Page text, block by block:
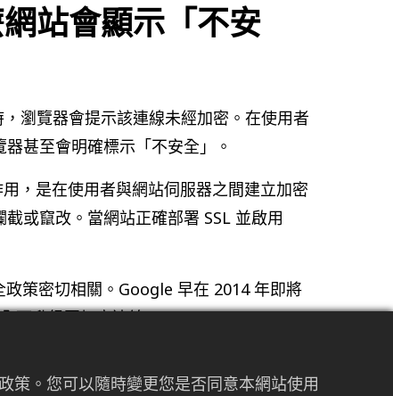
站會顯示「不安
瀏覽器會提示該連線未經加密。在使用者
甚至會明確標示「不安全」。
，是在使用者與網站伺服器之間建立加密
或竄改。當網站正確部署 SSL 並啟用
策密切相關。Google 早在 2014 年即將
面升級至加密連線。
策。您可以隨時變更您是否同意本網站使用